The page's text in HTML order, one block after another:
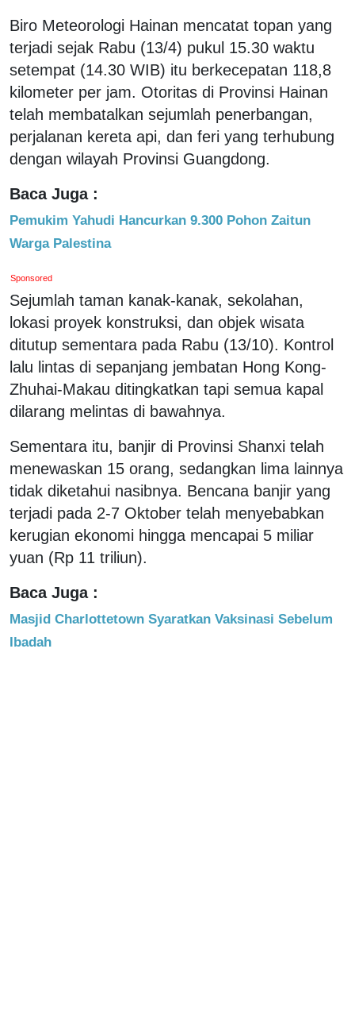
Biro Meteorologi Hainan mencatat topan yang
terjadi sejak Rabu (13/4) pukul 15.30 waktu
setempat (14.30 WIB) itu berkecepatan 118,8
kilometer per jam. Otoritas di Provinsi Hainan
telah membatalkan sejumlah penerbangan,
perjalanan kereta api, dan feri yang terhubung
dengan wilayah Provinsi Guangdong.
Baca Juga :
Pemukim Yahudi Hancurkan 9.300 Pohon Zaitun
Warga Palestina
Sponsored
Sejumlah taman kanak-kanak, sekolahan,
lokasi proyek konstruksi, dan objek wisata
ditutup sementara pada Rabu (13/10). Kontrol
lalu lintas di sepanjang jembatan Hong Kong-
Zhuhai-Makau ditingkatkan tapi semua kapal
dilarang melintas di bawahnya.
Sementara itu, banjir di Provinsi Shanxi telah
menewaskan 15 orang, sedangkan lima lainnya
tidak diketahui nasibnya. Bencana banjir yang
terjadi pada 2-7 Oktober telah menyebabkan
kerugian ekonomi hingga mencapai 5 miliar
yuan (Rp 11 triliun).
Baca Juga :
Masjid Charlottetown Syaratkan Vaksinasi Sebelum
Ibadah